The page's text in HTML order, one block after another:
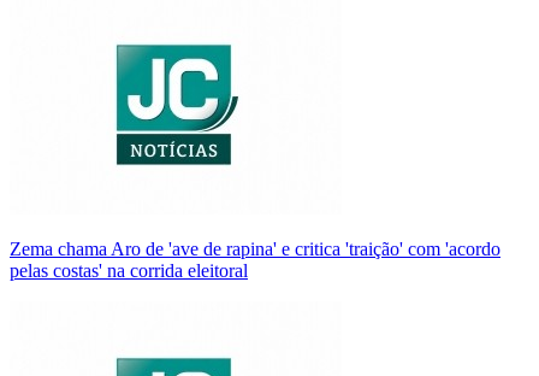
Zema chama Aro de 'ave de rapina' e critica 'traição' com 'acordo
pelas costas' na corrida eleitoral